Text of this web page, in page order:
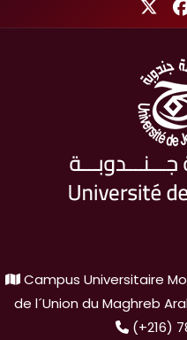
Campus Universitaire
de l´Union du Maghreb
(+216)